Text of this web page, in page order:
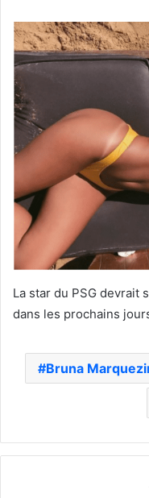
La star du PSG devrait
dans les prochains
Bruna